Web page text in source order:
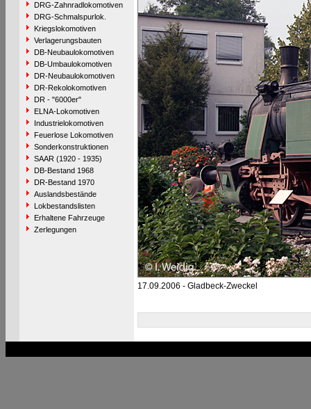
DRG-Zahnradlokomotiven
DRG-Schmalspurlok.
Kriegslokomotiven
Verlagerungsbauten
DB-Neubaulokomotiven
DB-Umbaulokomotiven
DR-Neubaulokomotiven
DR-Rekolokomotiven
DR - "6000er"
ELNA-Lokomotiven
Industrielokomotiven
Feuerlose Lokomotiven
Sonderkonstruktionen
SAAR (1920 - 1935)
DB-Bestand 1968
DR-Bestand 1970
Auslandsbestände
Lokbestandslisten
Erhaltene Fahrzeuge
Zerlegungen
17.09.2006 - Gladbeck-Zweckel